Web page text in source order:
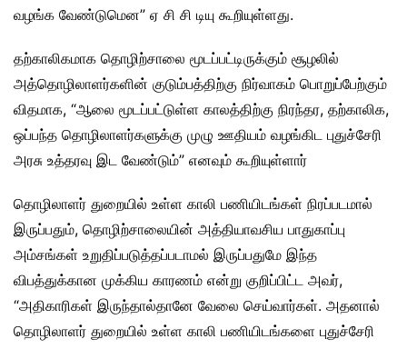
வழங்க வேண்டுமென” ஏ சி சி டியு கூறியுள்ளது.
தற்காலிகமாக தொழிற்சாலை மூடப்பட்டிருக்கும் சூழலில்
அத்தொழிலாளர்களின் குடும்பத்திற்கு நிர்வாகம் பொறுப்பேற்கும்
விதமாக, “ஆலை மூடப்பட்டுள்ள காலத்திற்கு நிரந்தர, தற்காலிக,
ஒப்பந்த தொழிலாளர்களுக்கு முழு ஊதியம் வழங்கிட புதுச்சேரி
அரசு உத்தரவு இட வேண்டும்” எனவும் கூறியுள்ளார்
தொழிலாளர் துறையில் உள்ள காலி பணியிடங்கள் நிரப்படமால்
இருப்பதும், தொழிற்சாலையின் அத்தியாவசிய பாதுகாப்பு
அம்சங்கள் உறுதிப்படுத்தப்படாமல் இருப்பதுமே இந்த
விபத்துக்கான முக்கிய காரணம் என்று குறிப்பிட்ட அவர்,
“அதிகாரிகள் இருந்தால்தானே வேலை செய்வார்கள். அதனால்
தொழிலாளர் துறையில் உள்ள காலி பணியிடங்களை புதுச்சேரி